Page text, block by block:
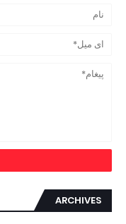
ARCHIVES